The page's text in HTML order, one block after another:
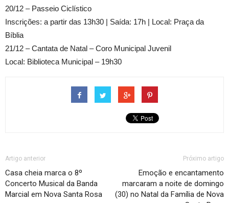
20/12 – Passeio Ciclístico
Inscrições: a partir das 13h30 | Saída: 17h | Local: Praça da
Bíblia
21/12 – Cantata de Natal – Coro Municipal Juvenil
Local: Biblioteca Municipal – 19h30
Artigo anterior
Casa cheia marca o 8º
Concerto Musical da Banda
Marcial em Nova Santa Rosa
Próximo artigo
Emoção e encantamento
marcaram a noite de domingo
(30) no Natal da Família de Nova